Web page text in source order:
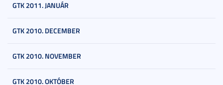
GTK 2011. JANUÁR
GTK 2010. DECEMBER
GTK 2010. NOVEMBER
GTK 2010. OKTÓBER